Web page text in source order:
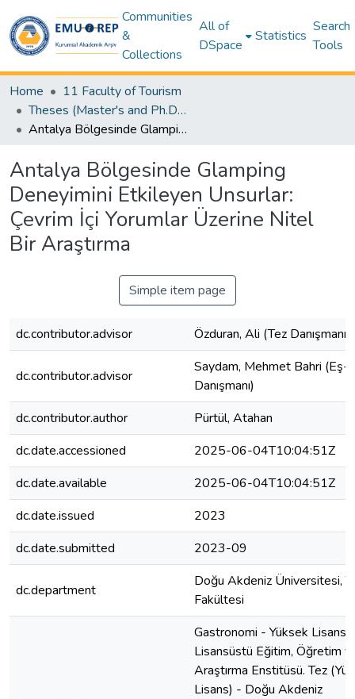
Communities
&
Collections
All of
DSpace
Statistics
Search
Tools
Home
11 Faculty of Tourism
Theses (Master's and Ph.D) - Tourism
Antalya Bölgesinde Glamping Deneyimini Etkileyen Unsurlar: Çevrim İçi Yorumlar Üzerine Nitel Bir Araştırma
Antalya Bölgesinde Glamping
Deneyimini Etkileyen Unsurlar:
Çevrim İçi Yorumlar Üzerine Nitel
Bir Araştırma
Simple item page
dc.contributor.advisor Özduran, Ali (Tez Danışmanı)
dc.contributor.advisor
Saydam, Mehmet Bahri (Eş-
Danışmanı)
dc.contributor.author
Pürtül, Atahan
dc.date.accessioned
2025-06-04T10:04:51Z
dc.date.available
2025-06-04T10:04:51Z
dc.date.issued
2023
dc.date.submitted
2023-09
dc.department
Doğu Akdeniz Üniversitesi,
Fakültesi
Gastronomi - Yüksek Lisans
Lisansüstü Eğitim, Öğretim
Araştırma Enstitüsü. Tez
Lisans) - Doğu Akdeniz